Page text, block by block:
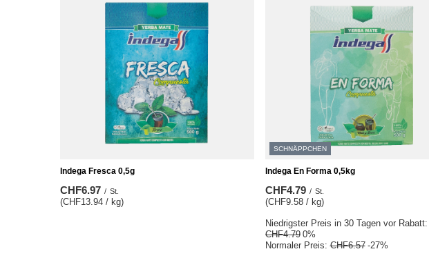
Indega Fresca 0,5g
CHF6.97 / St.
(CHF13.94 / kg)
SCHNÄPPCHEN
Indega En Forma 0,5kg
CHF4.79 / St.
(CHF9.58 / kg)
Niedrigster Preis in 30 Tagen vor Rabatt:
CHF4.79 0%
Normaler Preis:CHF6.57 -27%